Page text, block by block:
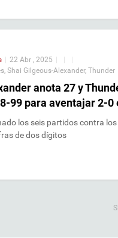
| 22 Abr , 2025 | |
|
Shai Gilgeous-Alexander, Thunder
anota 27 y
99 para aventajar 2-0
los seis partidos contra
de dos dígitos